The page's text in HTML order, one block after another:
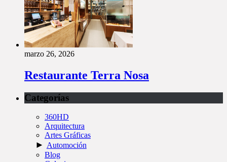
marzo 26, 2026
Restaurante Terra Nosa
Categorías
360HD
Arquitectura
Artes Gráficas
► Automoción
Blog